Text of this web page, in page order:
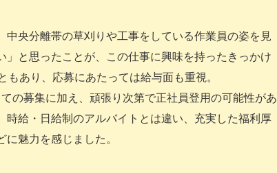
中央分離帯の草刈りや工事をしている作業員の姿を見
」と思ったことが、この仕事に興味を持ったきっかけ
あり、応募にあたっては給与面も重視。
の募集に加え、頑張り次第で正社員登用の可能性があ
時給・日給制のアルバイトとは違い、充実した福利厚
魅力を感じました。